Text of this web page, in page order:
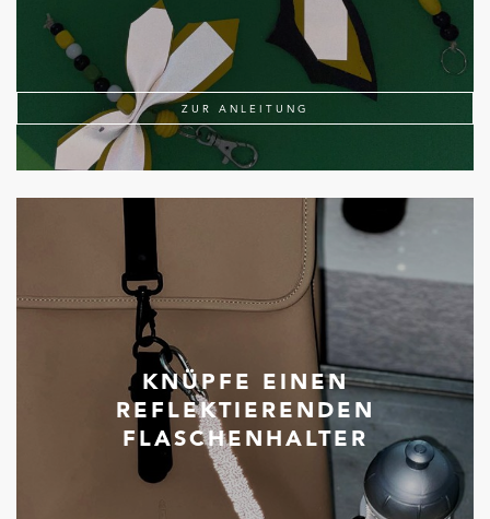
ZUR ANLEITUNG
KNÜPFE EINEN
REFLEKTIERENDEN
FLASCHENHALTER